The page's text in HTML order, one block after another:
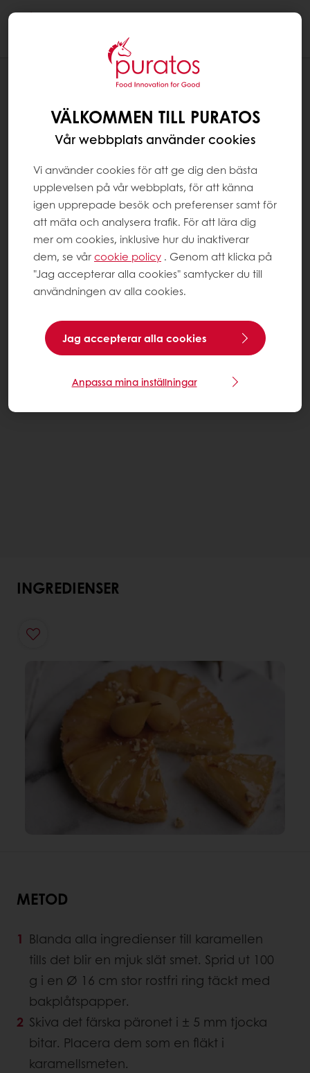
INGREDIENSER
METOD
Blanda alla ingredienser till karamellen
tills det blir en mjuk slät smet. Sprid ut 100
g i en Ø 16 cm stor rostfri ring täckt med
bakplåtspapper.
Skiva det färska päronet i ± 5 mm tjocka
bitar. Placera dem som en fläkt i
karamellsmeten.
VÄLKOMMEN TILL PURATOS
Vår webbplats använder cookies
Vi använder cookies för att ge dig den bästa
upplevelsen på vår webbplats, för att känna
igen upprepade besök och preferenser samt för
att mäta och analysera trafik. För att lära dig
mer om cookies, inklusive hur du inaktiverar
dem, se vårcookie policy . Genom att klicka på
"Jag accepterar alla cookies" samtycker du till
användningen av alla cookies.
Jag accepterar alla cookies
Anpassa mina inställningar